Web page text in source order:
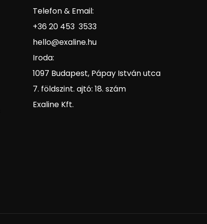
Telefon & Email:
+36 20 453 3533
hello@exaline.hu
Iroda:
1097 Budapest, Pápay István utca
7. földszint. ajtó: 18. szám
Exaline Kft.